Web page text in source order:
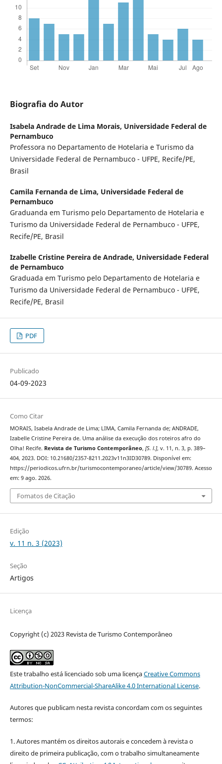
Biografia do Autor
Isabela Andrade de Lima Morais, Universidade Federal de
Pernambuco
Professora no Departamento de Hotelaria e Turismo da
Universidade Federal de Pernambuco - UFPE, Recife/PE,
Brasil
Camila Fernanda de Lima, Universidade Federal de
Pernambuco
Graduanda em Turismo pelo Departamento de Hotelaria e
Turismo da Universidade Federal de Pernambuco - UFPE,
Recife/PE, Brasil
Izabelle Cristine Pereira de Andrade, Universidade Federal
de Pernambuco
Graduada em Turismo pelo Departamento de Hotelaria e
Turismo da Universidade Federal de Pernambuco - UFPE,
Recife/PE, Brasil
PDF
Publicado
04-09-2023
Como Citar
MORAIS, Isabela Andrade de Lima; LIMA, Camila Fernanda de; ANDRADE,
Izabelle Cristine Pereira de. Uma análise da execução dos roteiros afro do
Olha! Recife. Revista de Turismo Contemporâneo, [S. l.], v. 11, n. 3, p. 389–
404, 2023. DOI: 10.21680/2357-8211.2023v11n3ID30789. Disponível em:
https://periodicos.ufrn.br/turismocontemporaneo/article/view/30789. Acesso
em: 9 ago. 2026.
Fomatos de Citação
Edição
v. 11 n. 3 (2023)
Seção
Artigos
Licença
Copyright (c) 2023 Revista de Turismo Contemporâneo
Este trabalho está licenciado sob uma licençaCreative Commons
Attribution-NonCommercial-ShareAlike 4.0 International License.
Autores que publicam nesta revista concordam com os seguintes
termos:
1. Autores mantém os direitos autorais e concedem à revista o
direito de primeira publicação, com o trabalho simultaneamente